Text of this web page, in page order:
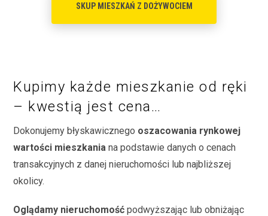
SKUP MIESZKAŃ Z DOŻYWOCIEM
Kupimy każde mieszkanie od ręki
– kwestią jest cena…
Dokonujemy błyskawicznego oszacowania rynkowej
wartości mieszkania na podstawie danych o cenach
transakcyjnych z danej nieruchomości lub najbliższej
okolicy.
Oglądamy nieruchomość podwyższając lub obniżając